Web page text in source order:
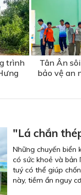
trình
Tân Ân
bảo vệ an
"Lá chắn
Những chuyến biển
có sức khoẻ và bản
tuý có thể giúp
này, tiềm ẩn nguy